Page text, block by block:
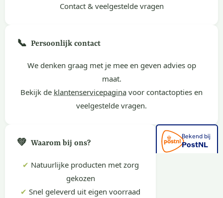
Contact & veelgestelde vragen
📞 Persoonlijk contact
We denken graag met je mee en geven advies op
maat.
Bekijk de klantenservicepagina voor contactopties en
veelgestelde vragen.
💚 Waarom bij ons?
✔ Natuurlijke producten met zorg
gekozen
✔ Snel geleverd uit eigen voorraad